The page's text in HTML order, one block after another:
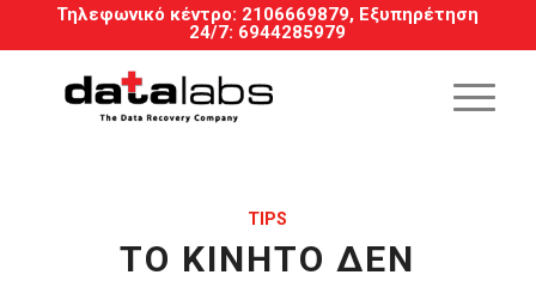
Τηλεφωνικό κέντρο: 2106669879, Εξυπηρέτηση
24/7: 6944285979
TIPS
ΤΟ ΚΙΝΗΤΌ ΔΕΝ